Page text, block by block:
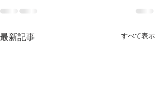
最新記事 すべて表示